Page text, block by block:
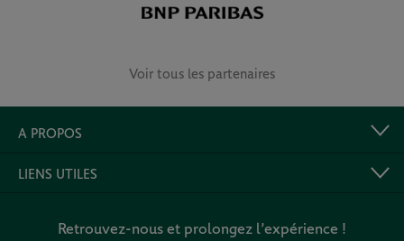
Voir tous les partenaires
A PROPOS
LIENS UTILES
Retrouvez-nous et prolongez l’expérience !